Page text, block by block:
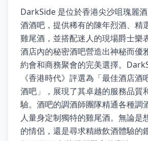
DarkSide 是位於香港尖沙咀瑰麗
酒酒吧，提供稀有的陳年烈酒、精
雞尾酒，並搭配迷人的現場爵士樂
酒店內的秘密酒吧營造出神秘而優
約會和商務聚會的完美選擇。
《香港時代》評選為「最佳酒店酒
酒吧」，展現了其卓越的服務品質
驗。酒吧的調酒師團隊精通各種調
人量身定制獨特的雞尾酒。無論是
的情侶，還是尋求精緻飲酒體驗的